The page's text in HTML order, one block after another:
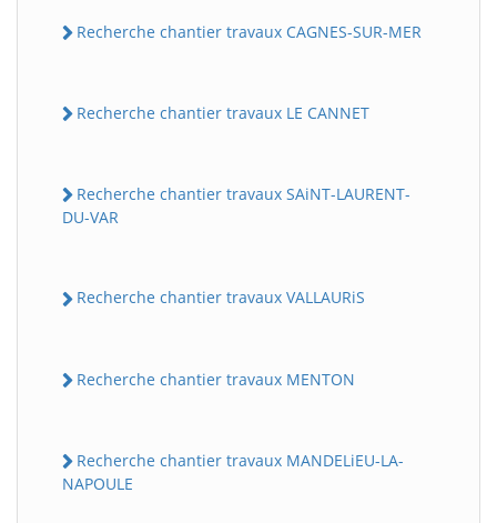
Recherche chantier travaux CAGNES-SUR-MER
Recherche chantier travaux LE CANNET
Recherche chantier travaux SAiNT-LAURENT-
DU-VAR
Recherche chantier travaux VALLAURiS
Recherche chantier travaux MENTON
Recherche chantier travaux MANDELiEU-LA-
NAPOULE